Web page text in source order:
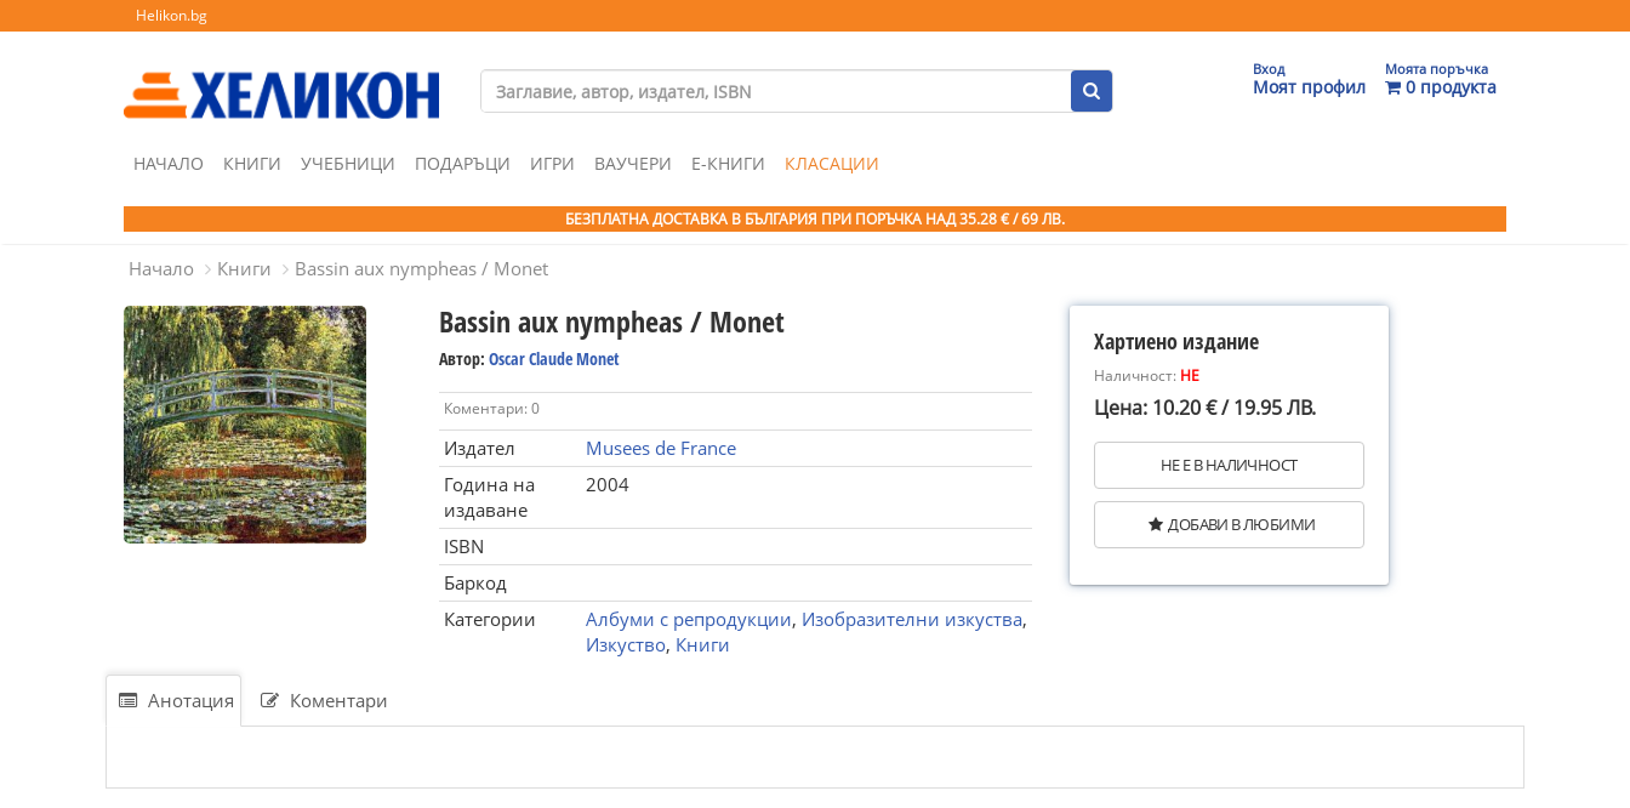
Helikon.bg
Вход
Моят профил
Моята поръчка
0 продукта
НАЧАЛО КНИГИ УЧЕБНИЦИ ПОДАРЪЦИ ИГРИ ВАУЧЕРИ Е-КНИГИ КЛАСАЦИИ
БЕЗПЛАТНА ДОСТАВКА В БЪЛГАРИЯ ПРИ ПОРЪЧКА НАД 35.28 € / 69 ЛВ.
Начало Книги Bassin aux nympheas / Monet
Bassin aux nympheas / Monet
Автор: Oscar Claude Monet
Коментари: 0
Издател
Musees de France
Година на
издаване
2004
ISBN
Баркод
Категории
Албуми с репродукции, Изобразителни изкуства,
Изкуство, Книги
Хартиено издание
Наличност: НЕ
Цена: 10.20 € / 19.95 ЛВ.
НЕ Е В НАЛИЧНОСТ
ДОБАВИ В ЛЮБИМИ
Анотация Коментари